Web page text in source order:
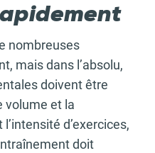
nombreuses
mais dans l’absolu,
doivent être
volume et la
d’exercices,
doit